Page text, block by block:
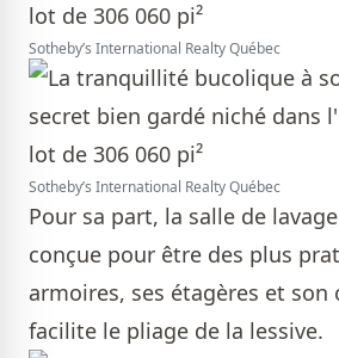
Sotheby’s International Realty Québec
Sotheby’s International Realty Québec
Pour sa part, la salle de
conçue pour être des plus
armoires, ses étagères et
facilite le pliage de la lessive.